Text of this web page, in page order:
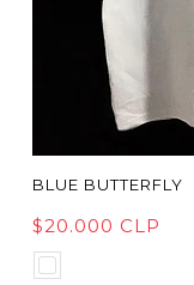
BLUE BUTTERFLY
$20.000 CLP